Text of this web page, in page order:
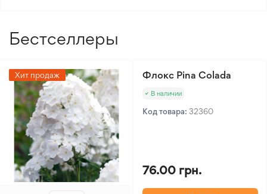
Бестселлеры
Хит продаж Флокс Pina Colada
В наличии
Код товара: 32360
76.00 грн.